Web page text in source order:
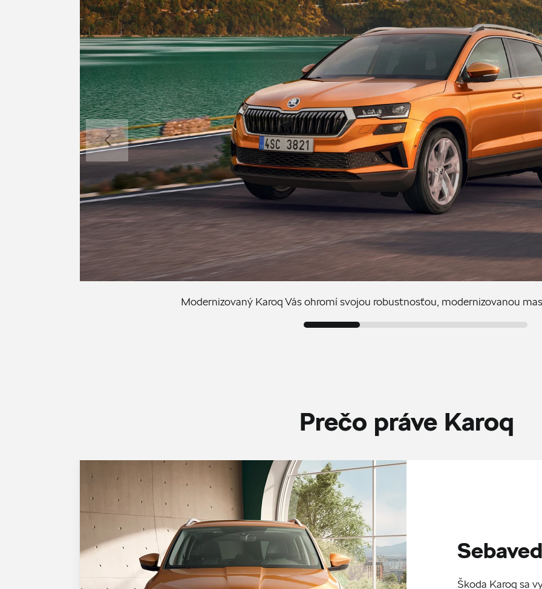
Modernizovaný Karoq Vás ohromí svojou robustnosťou, modernizovanou
Prečo práve Karoq
Škoda Karoq sa